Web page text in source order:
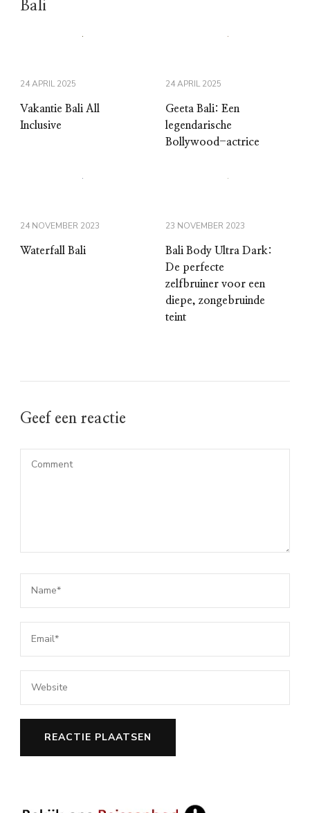
Bali
24 APRIL 2025
Vakantie Bali All
Inclusive
24 APRIL 2025
Geeta Bali: Een
legendarische
Bollywood-actrice
24 NOVEMBER 2023
Waterfall Bali
23 NOVEMBER 2023
Bali Body Ultra Dark:
De perfecte
zelfbruiner voor een
diepe, zongebruinde
teint
Geef een reactie